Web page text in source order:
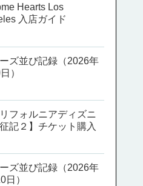
Hearts Los
入店ガイド
ズ並び記録（2026年
）
リフォルニアディズニ
記２】チケット購入
ズ並び記録（2026年
日）